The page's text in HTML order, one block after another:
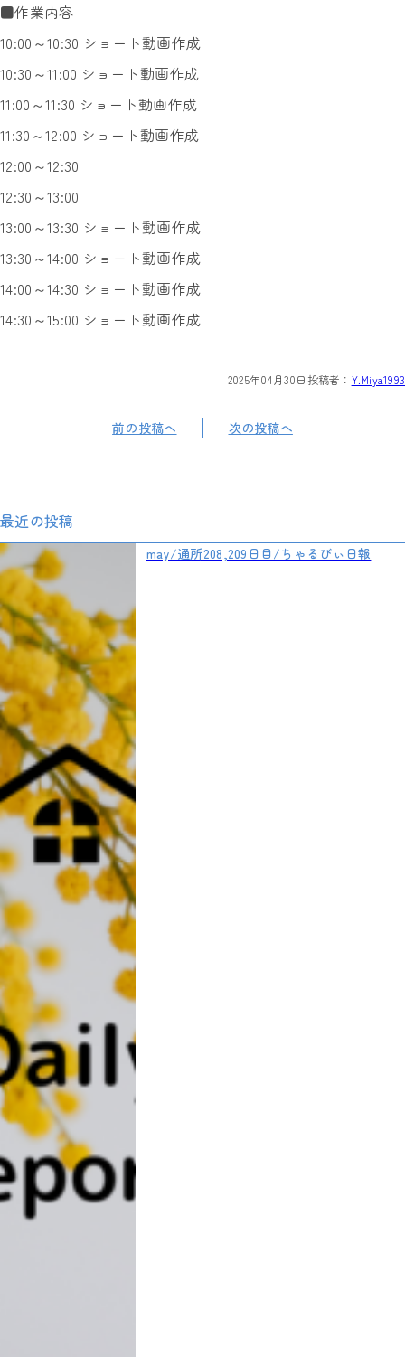
■作業内容
10:00～10:30 ショート動画作成
10:30～11:00 ショート動画作成
11:00～11:30 ショート動画作成
11:30～12:00 ショート動画作成
12:00～12:30
12:30～13:00
13:00～13:30 ショート動画作成
13:30～14:00 ショート動画作成
14:00～14:30 ショート動画作成
14:30～15:00 ショート動画作成
2025年04月30日 投稿者： Y.Miya1993
前の投稿へ 次の投稿へ
最近の投稿
may/通所208,209日目/ちゃるびぃ日報